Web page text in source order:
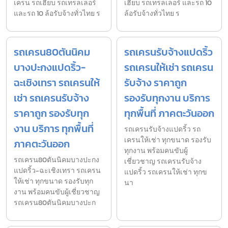
เครน รถเฮี๊ยบ รถเทรลเลอร์
และรถ 10 ล้อรับจ้างทั่วไทย ร
เฮี๊ยบ รถเทรลเลอร์ และรถ 10
ล้อรับจ้างทั่วไทย ร
รถเครน80ตันนิคม
บางปะกงแปดริ้ว-
ฉะเชิงเทรา รถเครนให้
เช่า รถเครนรับจ้าง
ราคาถูก รองรับทุก
งาน บริการ ทุกพื้นที่
ภาคตะวันออก
รถเครน80ตันนิคมบางปะกง
แปดริ้ว-ฉะเชิงเทรา รถเครน
ให้เช่า ทุกขนาด รองรับทุก
งาน พร้อมคนขับผู้เชี่ยวชาญ
รถเครน80ตันนิคมบางปะก
รถเครนรับจ้างแปดริ้ว
รถเครนให้เช่า รถเครน
รับจ้าง ราคาถูก
รองรับทุกงาน บริการ
ทุกพื้นที่ ภาคตะวันออก
รถเครนรับจ้างแปดริ้ว รถ
เครนให้เช่า ทุกขนาด รองรับ
ทุกงาน พร้อมคนขับผู้
เชี่ยวชาญ รถเครนรับจ้าง
แปดริ้ว รถเครนให้เช่า ทุกข
นา